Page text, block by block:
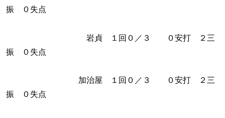
振 ０失点
岩貞 １回０／３ ０安打 ２三
振 ０失点
加治屋 １回０／３ ０安打 ２三
振 ０失点